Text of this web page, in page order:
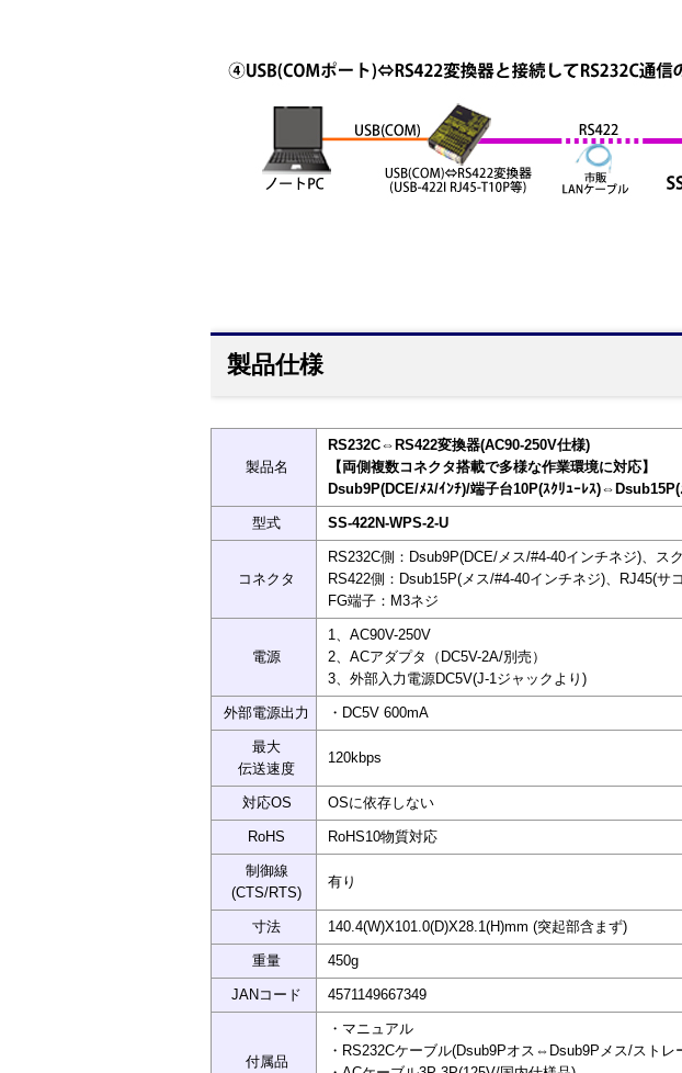
製品仕様
製品名
RS232C⇔RS422変換器(AC90-250V仕様)
【両側複数コネクタ搭載で多様な作業環境に対応】
Dsub9P(DCE/ﾒｽ/ｲﾝﾁ)/端子台10P(ｽｸﾘｭｰﾚｽ
型式 SS-422N-WPS-2-U
コネクタ
RS232C側：Dsub9P(DCE/メス/#4-40インチネジ)、ス
RS422側：Dsub15P(メス/#4-40インチネジ)、RJ45(
FG端子：M3ネジ
電源
1、AC90V-250V
2、ACアダプタ（DC5V-2A/別売）
3、外部入力電源DC5V(J-1ジャックより)
外部電源出力 ・DC5V 600mA
最大
伝送速度
120kbps
対応OS OSに依存しない
RoHS RoHS10物質対応
制御線
(CTS/RTS)
有り
寸法 140.4(W)X101.0(D)X28.1(H)mm (突起部含まず)
重量 450g
JANコード 4571149667349
付属品
・マニュアル
・RS232Cケーブル(Dsub9Pオス⇔Dsub9Pメス/ストレ